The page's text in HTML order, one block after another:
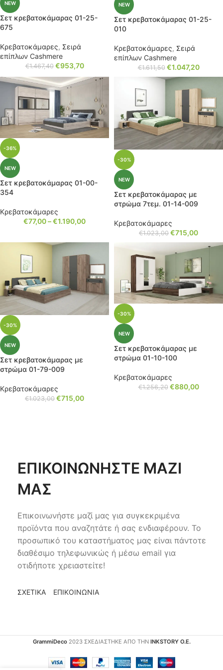
NEW
Σετ κρεβατοκάμαρας 01-25-
675
Κρεβατοκάμαρες, Σειρά
επίπλων Cashmere
€1.467,40 €953,70
NEW
Σετ κρεβατοκάμαρας 01-25-
010
Κρεβατοκάμαρες, Σειρά
επίπλων Cashmere
€1.611,50 €1.047,20
-36%
NEW
Σετ κρεβατοκάμαρας 01-00-
354
Κρεβατοκάμαρες
€77,00–€1.190,00
-30%
NEW
Σετ κρεβατοκάμαρας με
στρώμα 7τεμ. 01-14-009
Κρεβατοκάμαρες
€1.023,00 €715,00
-30%
NEW
Σετ κρεβατοκάμαρας με
στρώμα 01-79-009
Κρεβατοκάμαρες
€1.023,00 €715,00
-30%
NEW
Σετ κρεβατοκάμαρας με
στρώμα 01-10-100
Κρεβατοκάμαρες
€1.256,20 €880,00
ΕΠΙΚΟΙΝΩΝΗΣΤΕ ΜΑΖΙ
ΜΑΣ
Επικοινωνήστε μαζί μας για συγκεκριμένα
προϊόντα που αναζητάτε ή σας ενδιαφέρουν. Το
προσωπικό του καταστήματος μας είναι πάντοτε
διαθέσιμο τηλεφωνικώς ή μέσω email για
οτιδήποτε χρειαστείτε!
ΣΧΕΤΙΚΑ ΕΠΙΚΟΙΝΩΝΙΑ
GrammiDeco 2023 ΣΧΕΔΙΑΣΤΗΚΕ ΑΠΟ ΤΗΝ INKSTORY Ο.Ε.